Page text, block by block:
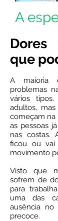
A
Dores
que
A maioria
problemas
vários
adultos,
começam na
as pessoas
nas costas.
ficou ou vai
movimento
Visto que
sofrem de
para
uma das
ausência no
precoce.